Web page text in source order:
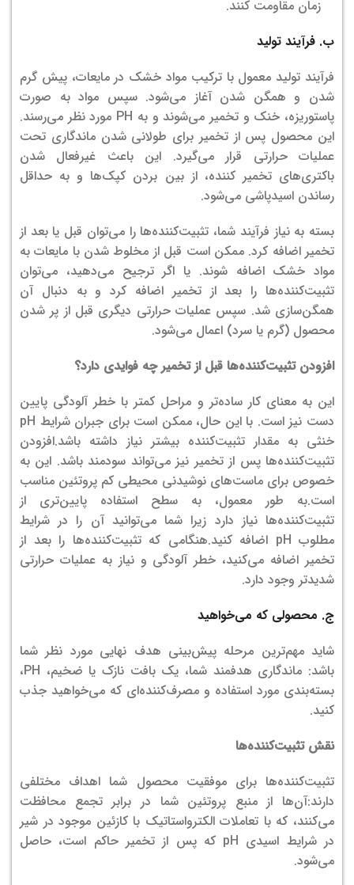
زمان مقاومت کنند.
ب. فرآیند تولید
فرآیند تولید معمول با ترکیب مواد خشک در مایعات، پیش گرم
شدن و همگن شدن آغاز می‌شود. سپس مواد به صورت
پاستوریزه، خنک و تخمیر می‌شوند و به PH مورد نظر می‌رسند.
این محصول پس از تخمیر برای طولانی شدن ماندگاری تحت
عملیات حرارتی قرار می‌گیرد. این باعث غیرفعال شدن
باکتری‌های تخمیر کننده، از بین بردن کپک‌ها و به حداقل
رساندن اسیدپاشی می‌شود.
بسته به نیاز فرآیند شما، تثبیت‌کننده‌ها را می‌توان قبل یا بعد از
تخمیر اضافه کرد. ممکن است قبل از مخلوط شدن با مایعات به
مواد خشک اضافه شوند. یا اگر ترجیح می‌دهید، می‌توان
تثبیت‌کننده‌ها را بعد از تخمیر اضافه کرد و به دنبال آن
همگن‌سازی شد. سپس عملیات حرارتی دیگری قبل از پر شدن
محصول (گرم یا سرد) اعمال می‌شود.
افزودن تثبیت‌کننده‌ها قبل از تخمیر چه فوایدی دارد؟
این به معنای کار ساده‌تر و مراحل کمتر با خطر آلودگی پایین
دست نیز است. با این حال، ممکن است برای جبران شرایط pH
خنثی به مقدار تثبیت‌کننده بیشتر نیاز داشته باشد.افزودن
تثبیت‌کننده‌ها پس از تخمیر نیز می‌تواند سودمند باشد. این به
خصوص برای ماست‌های نوشیدنی محیطی کم پروتئین مناسب
است.به طور معمول، به سطح استفاده پایین‌تری از
تثبیت‌کننده‌ها نیاز دارد زیرا شما می‌توانید آن را در شرایط
مطلوب pH اضافه کنید.هنگامی که تثبیت‌کننده‌ها را بعد از
تخمیر اضافه می‌کنید، خطر آلودگی و نیاز به عملیات حرارتی
شدیدتر وجود دارد.
ج. محصولی که می‌خواهید
شاید مهم‌ترین مرحله پیش‌بینی هدف نهایی مورد نظر شما
باشد: ماندگاری هدفمند شما، یک بافت نازک یا ضخیم، PH،
بسته‌بندی مورد استفاده و مصرف‌کننده‌ای که می‌خواهید جذب
کنید.
نقش تثبیت‌کننده‌ها
تثبیت‌کننده‌ها برای موفقیت محصول شما اهداف مختلفی
دارند:آن‌ها از منبع پروتئین شما در برابر تجمع محافظت
می‌کنند، که با تعاملات الکترواستاتیک با کازئین موجود در شیر
در شرایط اسیدی pH که پس از تخمیر حاکم است، حاصل
می‌شود.